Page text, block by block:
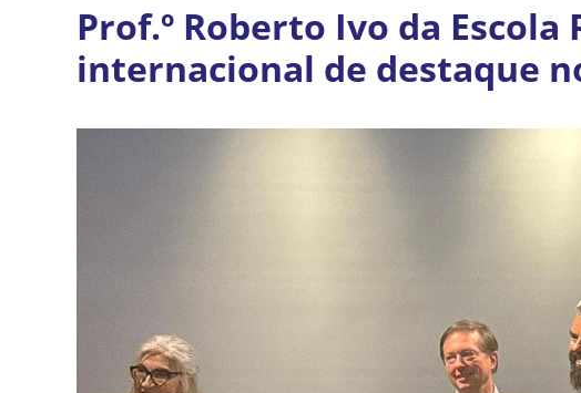
Prof.º Roberto Ivo da
internacional de destaque